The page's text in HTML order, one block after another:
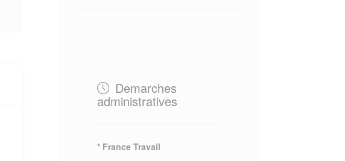
Demarches
administratives
* France Travail